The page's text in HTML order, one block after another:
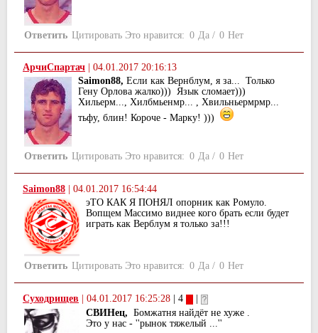
Ответить Цитировать Это нравится: 0 Да / 0 Нет
АрчиСпартач
04.01.2017 20:16:13
Saimon88, Если как Вернблум, я за... Только
Гену Орлова жалко))) Язык сломает)))
Хильерм..., Хилбмьенмр... , Хвильньермрмр...
тьфу, блин! Короче - Марку! )))
Ответить Цитировать Это нравится: 0 Да / 0 Нет
Saimon88
04.01.2017 16:54:44
эТО КАК Я ПОНЯЛ опорник как Ромуло.
Вопщем Массимо виднее кого брать если будет
играть как Верблум я только за!!!
Ответить Цитировать Это нравится: 0 Да / 0 Нет
Суходрищев 04.01.2017 16:25:28 | 4
СВИНец, Бомжатня найдёт не хуже .
Это у нас - ''рынок тяжелый ...''